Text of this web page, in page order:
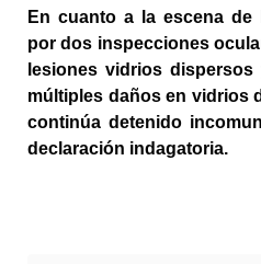
En cuanto a la escena
por dos inspecciones
lesiones vidrios
múltiples daños en vidrios
continúa detenido
declaración indagatoria.